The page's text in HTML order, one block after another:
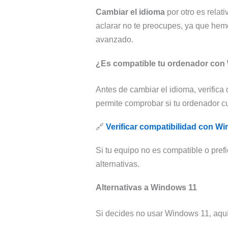
Cambiar el idioma por otro es
aclarar no te preocupes, ya que
avanzado.
¿Es compatible tu ordenador con
Antes de cambiar el idioma, verifica
permite comprobar si tu ordenador
🔗 Verificar compatibilidad con
Si tu equipo no es compatible o
alternativas.
Alternativas a Windows 11
Si decides no usar Windows 11,